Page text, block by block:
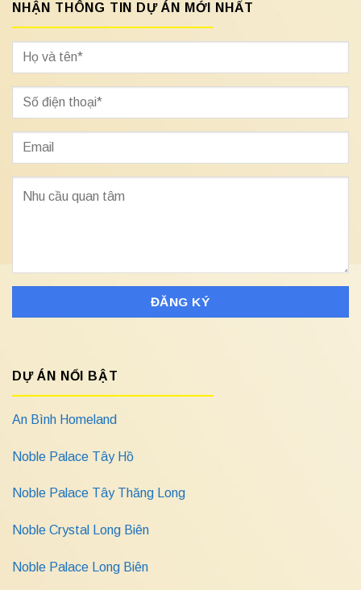
NHẬN THÔNG TIN DỰ ÁN MỚI NHẤT
DỰ ÁN NỔI BẬT
An Bình Homeland
Noble Palace Tây Hồ
Noble Palace Tây Thăng Long
Noble Crystal Long Biên
Noble Palace Long Biên